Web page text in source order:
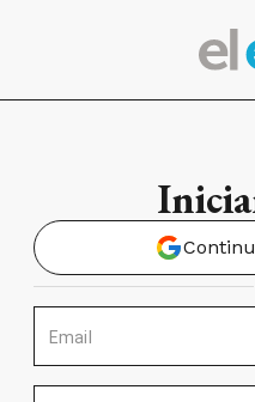
Email